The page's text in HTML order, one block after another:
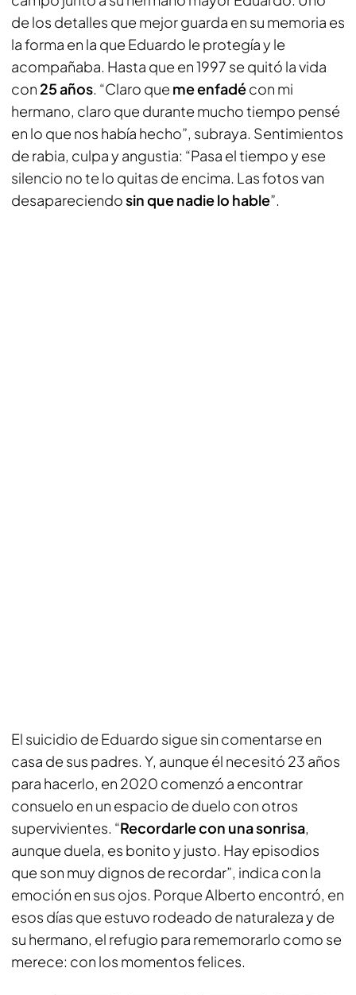
de los detalles que mejor guarda en su memoria es
la forma en la que Eduardo le protegía y le
acompañaba. Hasta que en 1997 se quitó la vida
con 25 años. “Claro que me enfadécon mi
hermano, claro que durante mucho tiempo pensé
en lo que nos había hecho”, subraya. Sentimientos
de rabia, culpa y angustia: “Pasa el tiempo y ese
silencio no te lo quitas de encima. Las fotos van
desapareciendosin que nadie lo hable”.
El suicidio de Eduardo sigue sin comentarse en
casa de sus padres. Y, aunque él necesitó 23 años
para hacerlo, en 2020 comenzó a encontrar
consuelo en un espacio de duelo con otros
supervivientes. “Recordarle con una sonrisa,
aunque duela, es bonito y justo. Hay episodios
que son muy dignos de recordar”, indica con la
emoción en sus ojos. Porque Alberto encontró, en
esos días que estuvo rodeado de naturaleza y de
su hermano, el refugio para rememorarlo como se
merece: con los momentos felices.